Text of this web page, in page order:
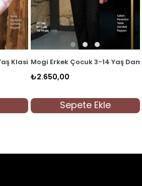
Siyah3-14 Yaş Damatlık Takım Elbise
Ekle
Mogi Erkek Çocuk
Sepete